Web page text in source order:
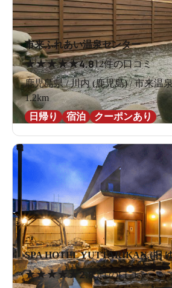
市来ふれあい温泉センター
★★★★★4.812件の口コミ
鹿児島県 / 川内 (鹿児島) / 市来温
1.2km
日帰り
宿泊 クーポンあり
SPA HOTEL YUTTARIKAN (旧
★★★★★2.85件の口コミ